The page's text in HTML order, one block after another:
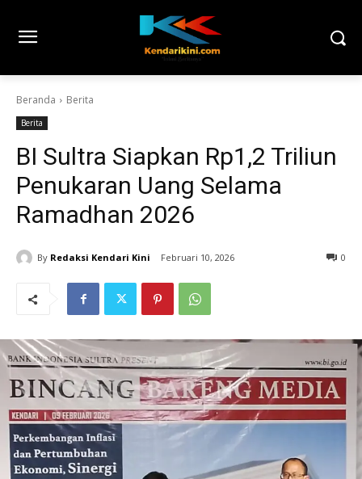
Beranda Berita
Berita
BI Sultra Siapkan Rp1,2 Triliun
Penukaran Uang Selama
Ramadhan 2026
By Redaksi Kendari Kini Februari 10, 2026 0